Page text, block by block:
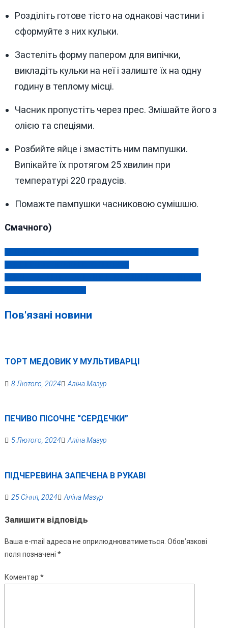
Розділіть готове тісто на однакові частини і
сформуйте з них кульки.
Застеліть форму папером для випічки,
викладіть кульки на неї і залиште їх на одну
годину в теплому місці.
Часник пропустіть через прес. Змішайте його з
олією та спеціями.
Розбийте яйце і змастіть ним пампушки.
Випікайте їх протягом 25 хвилин при
температурі 220 градусів.
Помажте пампушки часниковою сумішшю.
Смачного)
Навігація
записів
Пов'язані новини
ТОРТ МЕДОВИК У МУЛЬТИВАРЦІ
8 Лютого, 2024 Аліна Мазур
ПЕЧИВО ПІСОЧНЕ “СЕРДЕЧКИ”
5 Лютого, 2024 Аліна Мазур
ПІДЧЕРЕВИНА ЗАПЕЧЕНА В РУКАВІ
25 Січня, 2024 Аліна Мазур
Залишити відповідь
Ваша e-mail адреса не оприлюднюватиметься. Обов’язкові
поля позначені *
Коментар *